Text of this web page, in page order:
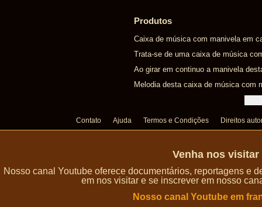
Produtos
Caixa de música com manivela em
Trata-se de uma caixa de música
Ao girar em continuo a manivela
Melodia desta caixa de música com
Contato Ajuda Termos e Condições Direitos
Venha nos
Nosso canal Youtube oferece documentários, reportagens e
em nos visitar e se inscrever em nosso
Nosso canal Youtube em